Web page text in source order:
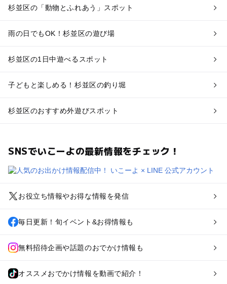
杉並区の「動物とふれあう」スポット
雨の日でもOK！杉並区の遊び場
杉並区の1日中遊べるスポット
子どもと楽しめる！杉並区の釣り堀
杉並区のおすすめ外遊びスポット
SNSでいこーよの最新情報をチェック！
お役立ち情報やお得な情報を発信
毎日更新！旬イベント&お得情報も
無料招待企画や話題のおでかけ情報も
オススメおでかけ情報を動画で紹介！